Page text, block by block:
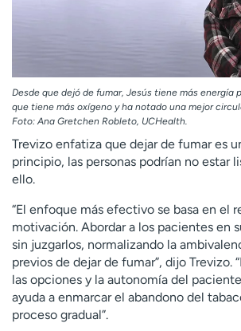
Desde que dejó de fumar, Jesús tiene más energía
que tiene más oxígeno y ha notado una mejor
Foto: Ana Gretchen Robleto, UCHealth.
Trevizo enfatiza que dejar de fumar es
principio, las personas podrían no estar
ello.
“El enfoque más efectivo se basa en el
motivación. Abordar a los pacientes en
sin juzgarlos, normalizando la
previos de dejar de fumar”, dijo Trevizo.
las opciones y la autonomía del
ayuda a enmarcar el abandono del
proceso gradual”.